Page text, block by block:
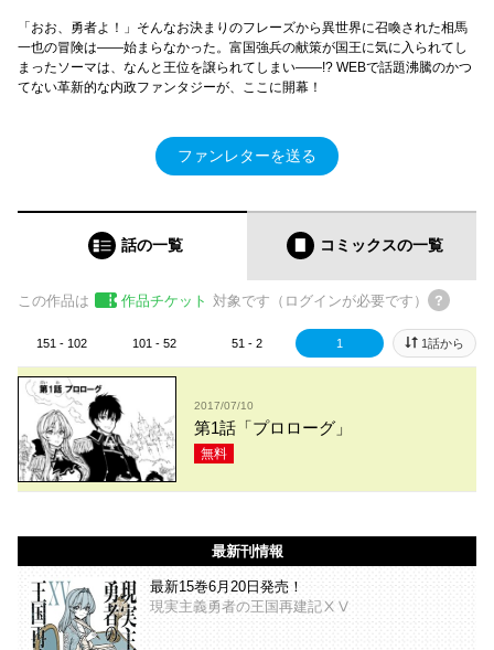
「おお、勇者よ！」そんなお決まりのフレーズから異世界に召喚された相馬
一也の冒険は――始まらなかった。富国強兵の献策が国王に気に入られてし
まったソーマは、なんと王位を譲られてしまい――!? WEBで話題沸騰のかつ
てない革新的な内政ファンタジーが、ここに開幕！
ファンレターを送る
話の一覧 コミックスの一覧
この作品は 作品チケット 対象です（ログインが必要です）
151 - 102 101 - 52 51 - 2 1 1話から
2017/07/10
第1話「プロローグ」
無料
最新刊情報
最新15巻6月20日発売！
現実主義勇者の王国再建記ⅩⅤ